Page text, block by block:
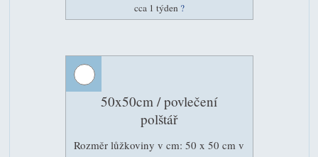
cca 1 týden ?
50x50cm / povlečení
polštář
Rozměr lůžkoviny v cm: 50 x 50 cm v